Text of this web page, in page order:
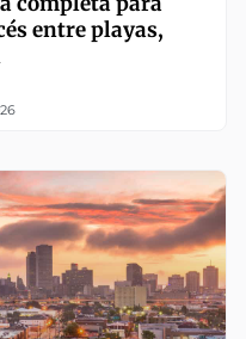
entre playas,